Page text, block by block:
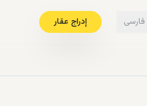
فارسی إدراج عقار